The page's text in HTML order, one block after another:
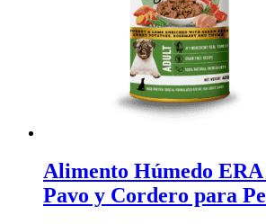
Alimento Húmedo
Pavo y Cordero para